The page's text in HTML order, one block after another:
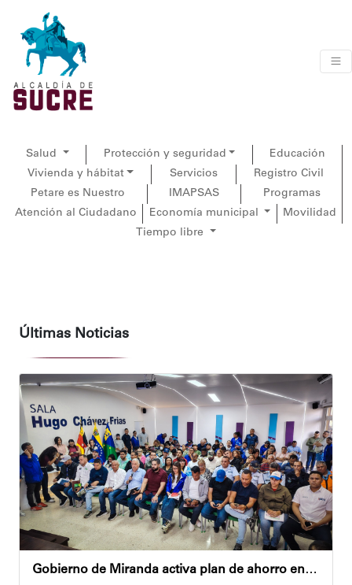
Salud Protección y seguridad
Educación
Vivienda y hábitat
Servicios
Registro Civil
Petare es Nuestro
IMAPSAS
Programas
Atención al Ciudadano
Economía municipal
Movilidad
Tiempo libre
Últimas Noticias
Gobierno de Miranda activa plan de ahorro energético en la entidad